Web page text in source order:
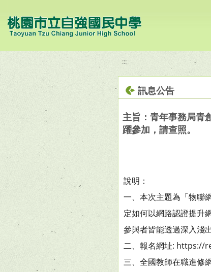
:::
訊息公告
主旨：青年事務局青
躍參加，請查照。
說明：
一、本次主題為「物聯
定如何以網路認證提升
參與者皆能透過深入淺
二、報名網址: https://
三、全國教師在職進修